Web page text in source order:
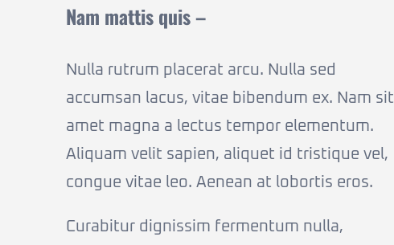
Nam mattis quis –
Nulla rutrum placerat arcu. Nulla sed
accumsan lacus, vitae bibendum ex. Nam sit
amet magna a lectus tempor elementum.
Aliquam velit sapien, aliquet id tristique vel,
congue vitae leo. Aenean at lobortis eros.
Curabitur dignissim fermentum nulla,